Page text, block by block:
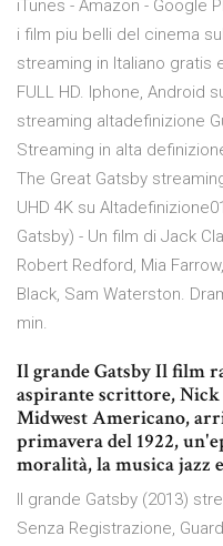
iTunes - Amazon - Google
i film piu belli del cinema
streaming in Italiano gratis
FULL HD. Iphone, Android
streaming altadefinizione
Streaming in alta
The Great Gatsby
UHD 4K su
Gatsby) - Un film di Jack
Robert Redford, Mia
Black, Sam Waterston.
min.
Il grande Gatsby Il film
aspirante scrittore,
Midwest Americano,
primavera del 1922,
moralità, la musica jazz
Il grande Gatsby (2013)
Senza Registrazione,